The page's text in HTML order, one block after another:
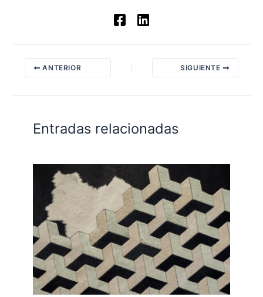
ANTERIOR SIGUIENTE
Entradas relacionadas